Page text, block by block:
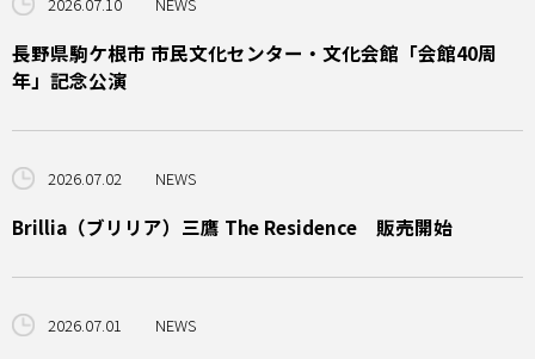
2026.07.10 NEWS
長野県駒ケ根市 市民文化センター・文化会館「会館40周
年」記念公演
2026.07.02 NEWS
Brillia（ブリリア）三鷹 The Residence 販売開始
2026.07.01 NEWS